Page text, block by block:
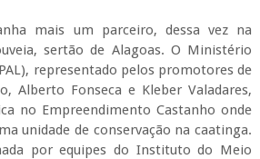
mais um parceiro, dessa vez na
sertão de Alagoas. O Ministério
representado pelos promotores de
Alberto Fonseca e Kleber Valadares,
no Empreendimento Castanho onde
unidade de conservação na caatinga.
por equipes do Instituto do Meio